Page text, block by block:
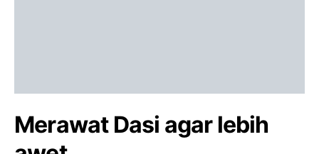
Merawat Dasi agar lebih